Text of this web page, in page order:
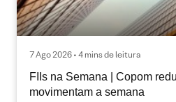
7 Ago 2026 • 4 mins de leitura
FIIs na Semana | Copom
movimentam a semana